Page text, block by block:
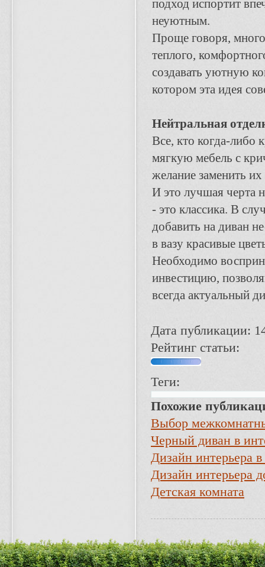
подход испортит
неуютным.
Проще говоря,
теплого,
создавать уютную
котором эта идея
Нейтральная
Все, кто когда-либо
мягкую мебель с
желание заменить
И это лучшая черта
- это классика. В
добавить на диван
в вазу красивые
Необходимо
инвестицию,
всегда актуальный
Дата публикации:
Рейтинг статьи:
Теги:
Похожие
Выбор
Черный диван в
Дизайн интерьера
Дизайн интерьера
Детская комната